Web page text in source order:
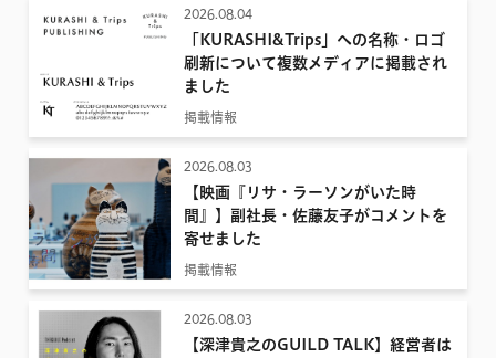
2026.08.04
「KURASHI&Trips」への名称・ロゴ
刷新について複数メディアに掲載され
ました
掲載情報
2026.08.03
【映画『リサ・ラーソンがいた時
間』】副社長・佐藤友子がコメントを
寄せました
掲載情報
2026.08.03
【深津貴之のGUILD TALK】経営者は